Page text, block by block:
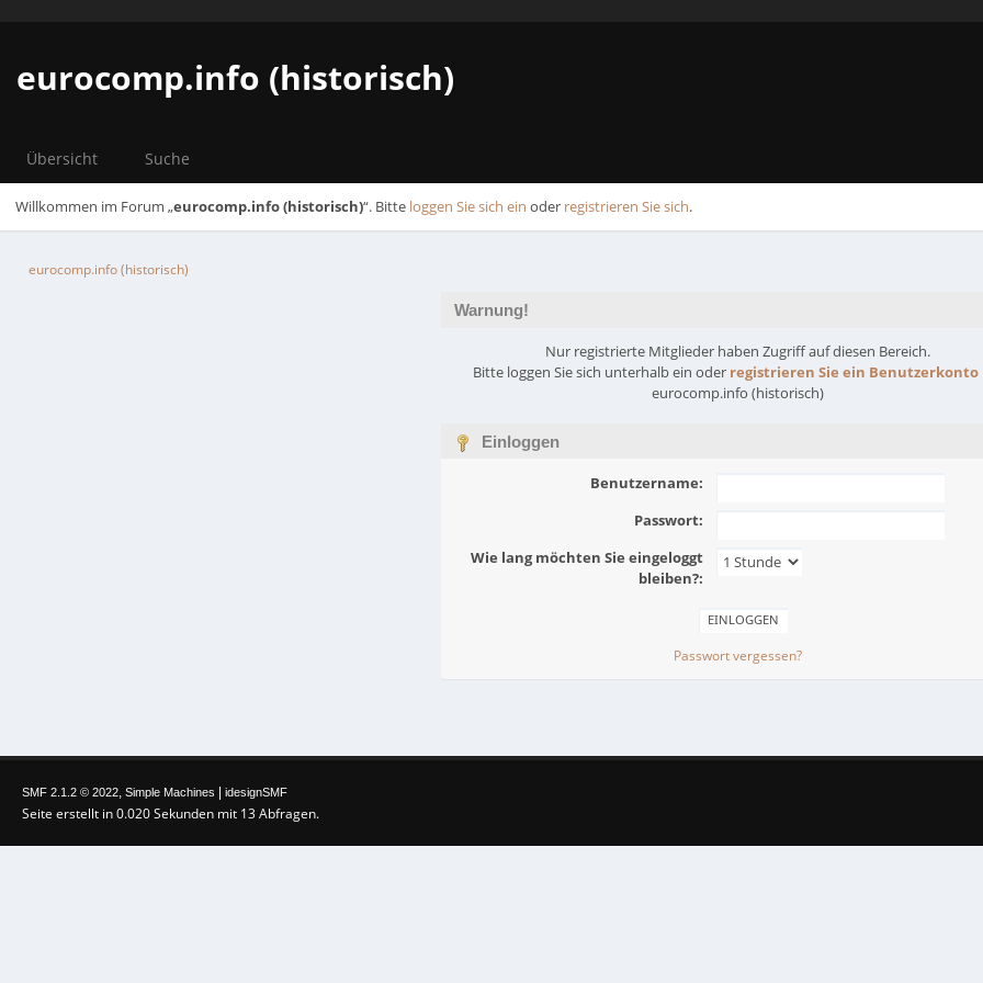
eurocomp.info (historisch)
Übersicht Suche
Willkommen im Forum „eurocomp.info (historisch)“. Bitte loggen Sie sich ein oder registrieren Sie sich.
eurocomp.info (historisch)
Warnung!
Nur registrierte Mitglieder haben Zugriff auf diesen Bereich.
Bitte loggen Sie sich unterhalb ein oder registrieren Sie ein Benutzerkonto
eurocomp.info (historisch)
Einloggen
Benutzername:
Passwort:
Wie lang möchten Sie eingeloggt
bleiben?:
Passwort vergessen?
SMF 2.1.2 © 2022 Simple Machines | idesignSMF
Seite erstellt in 0.020 Sekunden mit 13 Abfragen.